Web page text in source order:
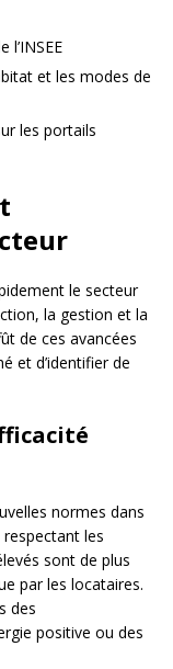
et les modes de
les portails
le secteur
la gestion et la
de ces avancées
et d’identifier de
normes dans
les
sont de plus
par les locataires.
des
positive ou des